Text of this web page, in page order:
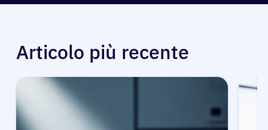
Articolo più recente